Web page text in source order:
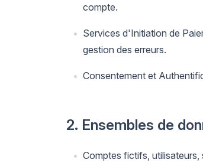
compte.
Services d'Initiation de
gestion des erreurs.
Consentement et
2. Ensembles de
Comptes fictifs,